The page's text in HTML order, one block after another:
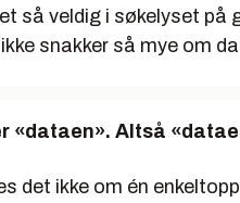
så veldig i søkelyset på
snakker så mye om
«dataen». Altså
det ikke om én